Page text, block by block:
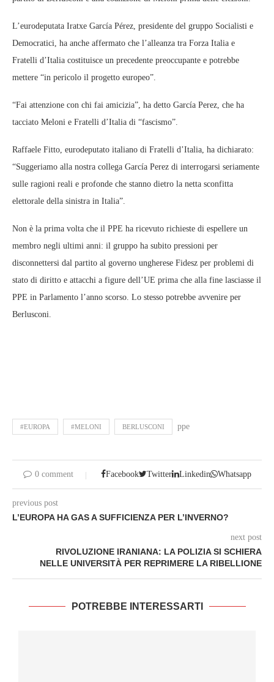
L’eurodeputata Iratxe García Pérez, presidente del gruppo Socialisti e
Democratici, ha anche affermato che l’alleanza tra Forza Italia e
Fratelli d’Italia costituisce un precedente preoccupante e potrebbe
mettere “in pericolo il progetto europeo”.
“Fai attenzione con chi fai amicizia”, ​​ha detto García Perez, che ha
tacciato Meloni e Fratelli d’Italia di “fascismo”.
Raffaele Fitto, eurodeputato italiano di Fratelli d’Italia, ha dichiarato:
“Suggeriamo alla nostra collega García Perez di interrogarsi seriamente
sulle ragioni reali e profonde che stanno dietro la netta sconfitta
elettorale della sinistra in Italia”.
Non è la prima volta che il PPE ha ricevuto richieste di espellere un
membro negli ultimi anni: il gruppo ha subito pressioni per
disconnettersi dal partito al governo ungherese Fidesz per problemi di
stato di diritto e attacchi a figure dell’UE prima che alla fine lasciasse il
PPE in Parlamento l’anno scorso. Lo stesso potrebbe avvenire per
Berlusconi.
#EUROPA #MELONI BERLUSCONI ppe
0 comment Facebook Twitter Linkedin Whatsapp
previous post
L’EUROPA HA GAS A SUFFICIENZA PER L’INVERNO?
next post
RIVOLUZIONE IRANIANA: LA POLIZIA SI SCHIERA
NELLE UNIVERSITÀ PER REPRIMERE LA RIBELLIONE
POTREBBE INTERESSARTI